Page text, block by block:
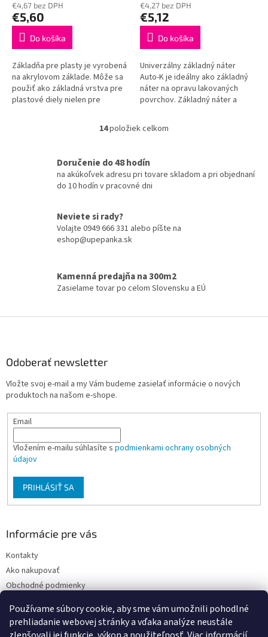
Používame súbory cookie, aby sme vám umožnili pohodlné
prehliadanie webovej stránky a vďaka analýze neustále
€4,67 bez DPH
€5,60
Do košíka
Základňa pre plasty je vyrobená
na akrylovom základe. Môže sa
použiť ako základná vrstva pre
plastové diely nielen pre
odtieň umožňuje kontrolu...
€4,27 bez DPH
€5,12
Do košíka
Univerzálny základný náter
Auto-K je ideálny ako základný
náter na opravu lakovaných
povrchov. Základný náter a
procese. Je univerzálne
použiteľný a...
O
á
d
a
e
y
v
p
14položiek celkom
Doručenie do 48 hodín
na akúkoľvek adresu pri tovare skladom a pri objednaní
do 10 hodín v pracovné dni
Neviete si rady?
Volajte 0949 666 331 alebo píšte na
eshop@upepanka.sk
Kamenná predajňa na 300m2
Zasielame tovar po celom Slovensku a EÚ
Odoberať newsletter
Vložte svoj e-mail a my Vám budeme zasielať informácie o nových
produktoch na našom e-shope.
Email
Vložením e-mailu súhlasíte s podmienkami ochrany osobných
údajov
PRIHLÁSIŤ SA
Informácie pre vás
Kontakty
Ako nakupovať
Obchodné podmienky
Moja objednávka